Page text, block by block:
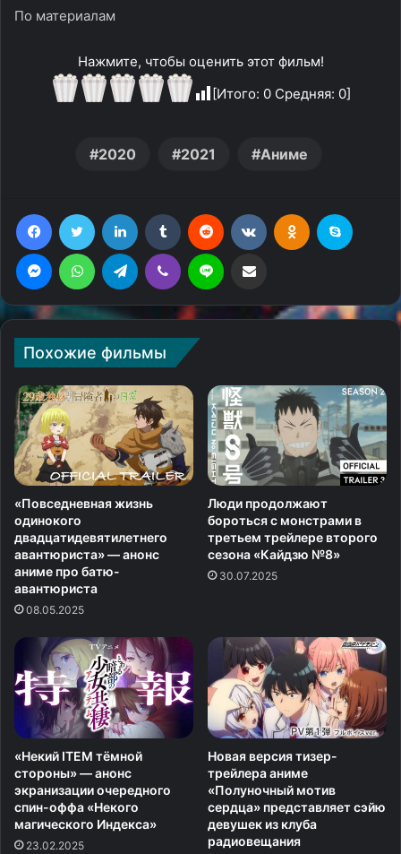
По материалам
Нажмите, чтобы оценить этот фильм!
[Итого: 0Средняя: 0]
2020 2021 Аниме
FacebookTwitter LinkedIn Tumblr Reddit ВконтактеОдноклассники
MessengerWhatsAppTelegram Viber Line Поделиться через электронную почту
Похожие фильмы
«Повседневная жизнь
одинокого
двадцатидевятилетнего
авантюриста» — анонс
аниме про батю-
авантюриста
08.05.2025
Люди продолжают
бороться с монстрами в
третьем трейлере второго
сезона «Кайдзю №8»
30.07.2025
«Некий ITEM тёмной
стороны» — анонс
экранизации очередного
спин-оффа «Некого
магического Индекса»
23.02.2025
Новая версия тизер-
трейлера аниме
«Полуночный мотив
сердца» представляет сэйю
девушек из клуба
радиовещания